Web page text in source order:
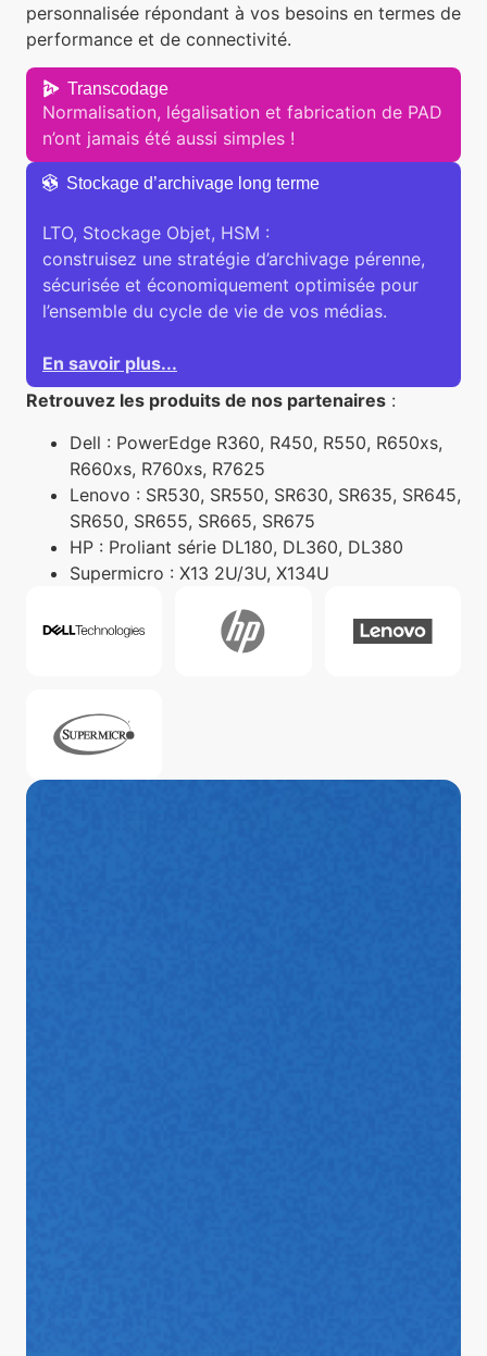
personnalisée répondant à vos besoins en termes de
performance et de connectivité.
Transcodage
Normalisation, légalisation et fabrication de PAD
n’ont jamais été aussi simples !
Stockage d’archivage long terme
LTO, Stockage Objet, HSM :
construisez une stratégie d’archivage pérenne,
sécurisée et économiquement optimisée pour
l’ensemble du cycle de vie de vos médias.
En savoir plus...
Retrouvez les produits de nos partenaires :
Dell : PowerEdge R360, R450, R550, R650xs,
R660xs, R760xs, R7625
Lenovo : SR530, SR550, SR630, SR635, SR645,
SR650, SR655, SR665, SR675
HP : Proliant série DL180, DL360, DL380
Supermicro : X13 2U/3U, X134U